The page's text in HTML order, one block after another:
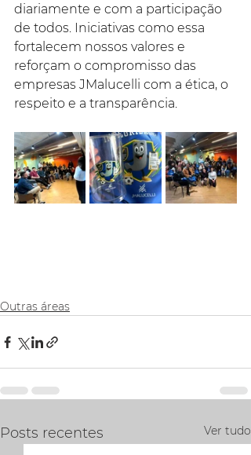
diariamente e com a participação
de todos. Iniciativas como essa
fortalecem nossos valores e
reforçam o compromisso das
empresas JMalucelli com a ética, o
respeito e a transparência.
Outras áreas
Posts recentes Ver tudo